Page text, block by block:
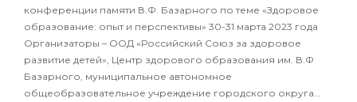
конференции памяти В.Ф. Базарного по теме «Здоровое
образование: опыт и перспективы» 30-31 марта 2023 года
Организаторы – ООД «Российский Союз за здоровое
развитие детей», Центр здорового образования им. В.Ф
Базарного, муниципальное автономное
общеобразовательное учреждение городского округа…